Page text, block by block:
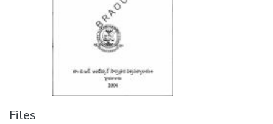
Files